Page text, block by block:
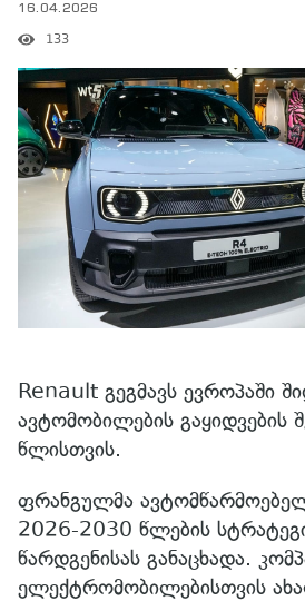
16.04.2026
133
Renault გეგმავს ევროპაში
ავტომობილების გაყიდვების
წლისთვის.
ფრანგულმა
2026-2030 წლების
წარდგენისას განაცხადა.
ელექტრომობილებისთვის